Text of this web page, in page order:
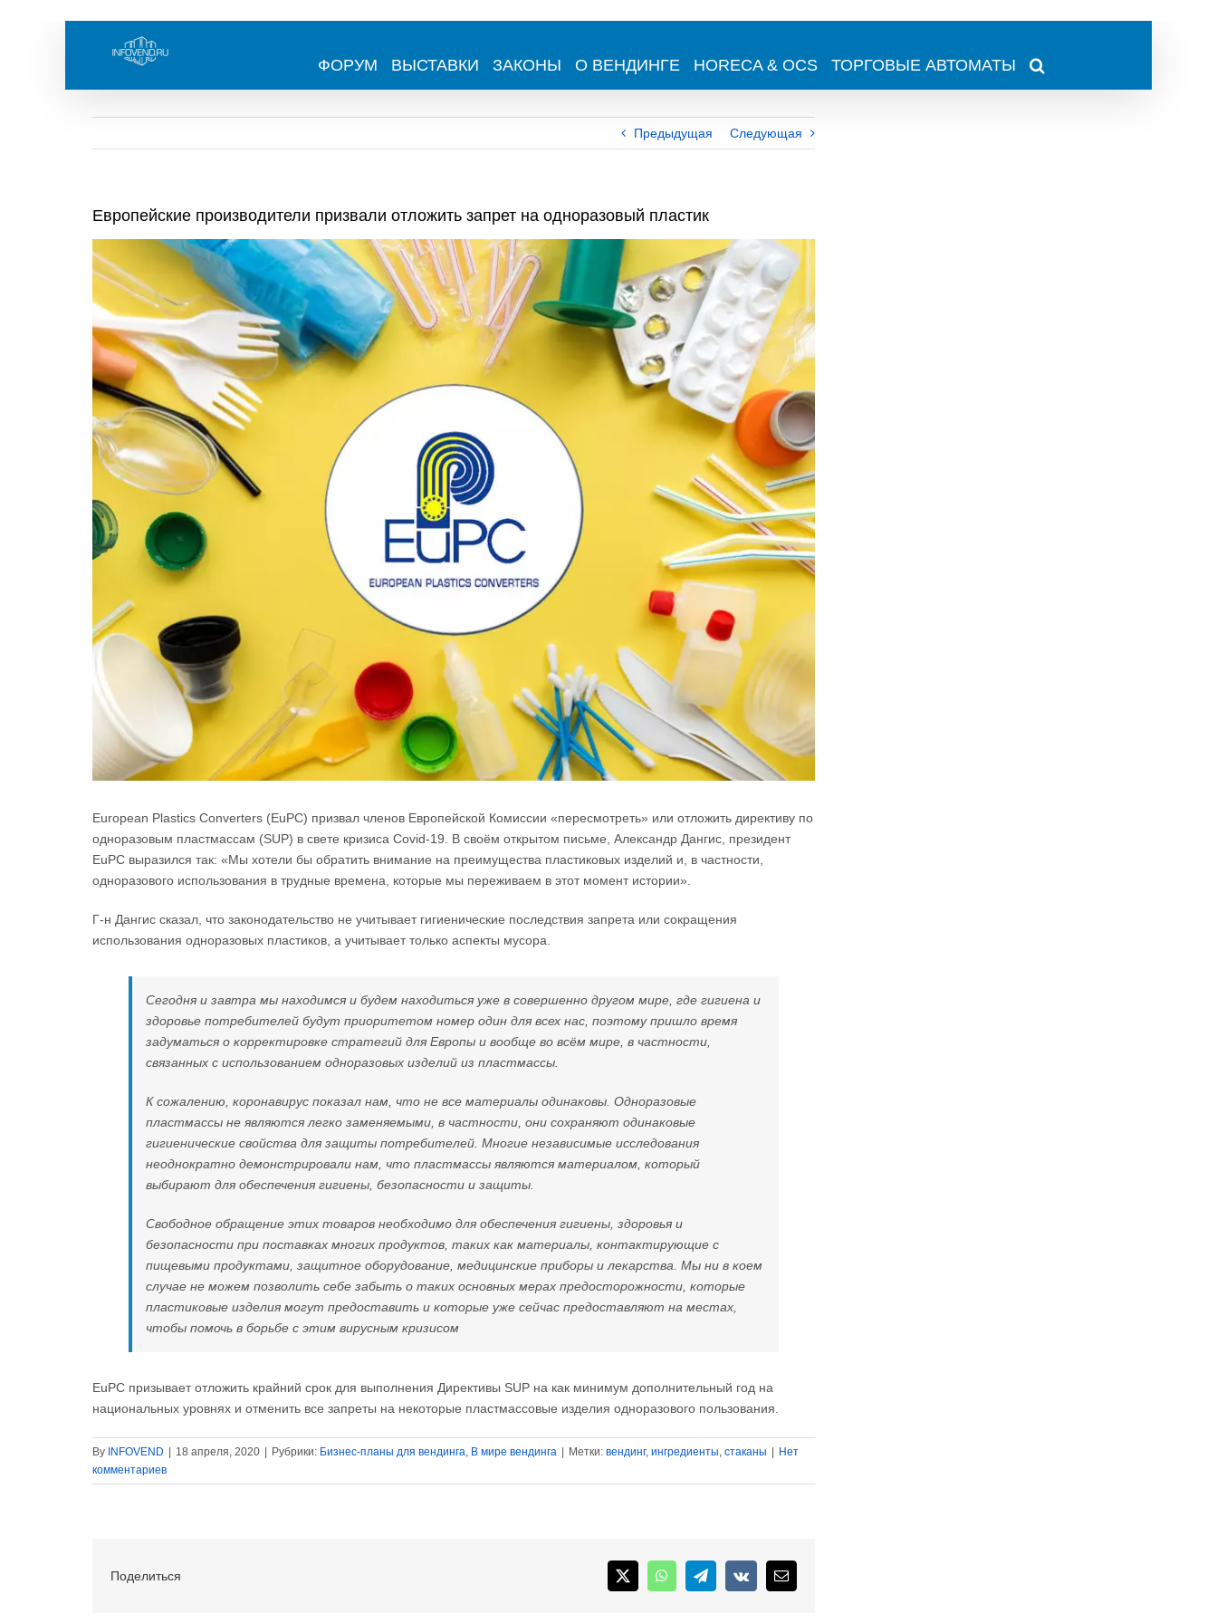
content
ФОРУМ ВЫСТАВКИ ЗАКОНЫ О ВЕНДИНГЕ HORECA & OCS ТОРГОВЫЕ АВТОМАТЫ
Предыдущая Следующая
Европейские производители призвали отложить запрет на одноразовый пластик
View
Larger
Image
European Plastics Converters (EuPC) призвал членов Европейской Комиссии «пересмотреть» или отложить директиву по
одноразовым пластмассам (SUP) в свете кризиса Covid-19. В своём открытом письме, Александр Дангис, президент
EuPC выразился так: «Мы хотели бы обратить внимание на преимущества пластиковых изделий и, в частности,
одноразового использования в трудные времена, которые мы переживаем в этот момент истории».
Г-н Дангис сказал, что законодательство не учитывает гигиенические последствия запрета или сокращения
использования одноразовых пластиков, а учитывает только аспекты мусора.
Сегодня и завтра мы находимся и будем находиться уже в совершенно другом мире, где гигиена и
здоровье потребителей будут приоритетом номер один для всех нас, поэтому пришло время
задуматься о корректировке стратегий для Европы и вообще во всём мире, в частности,
связанных с использованием одноразовых изделий из пластмассы.
К сожалению, коронавирус показал нам, что не все материалы одинаковы. Одноразовые
пластмассы не являются легко заменяемыми, в частности, они сохраняют одинаковые
гигиенические свойства для защиты потребителей. Многие независимые исследования
неоднократно демонстрировали нам, что пластмассы являются материалом, который
выбирают для обеспечения гигиены, безопасности и защиты.
Свободное обращение этих товаров необходимо для обеспечения гигиены, здоровья и
безопасности при поставках многих продуктов, таких как материалы, контактирующие с
пищевыми продуктами, защитное оборудование, медицинские приборы и лекарства. Мы ни в коем
случае не можем позволить себе забыть о таких основных мерах предосторожности, которые
пластиковые изделия могут предоставить и которые уже сейчас предоставляют на местах,
чтобы помочь в борьбе с этим вирусным кризисом
EuPC призывает отложить крайний срок для выполнения Директивы SUP на как минимум дополнительный год на
национальных уровнях и отменить все запреты на некоторые пластмассовые изделия одноразового пользования.
By INFOVEND 18 апреля, 2020 Рубрики: Бизнес-планы для вендинга, В мире вендинга Метки: вендинг, ингредиенты, стаканы
Нет
комментариев
Поделиться X WhatsAppTelegram
Vk Email